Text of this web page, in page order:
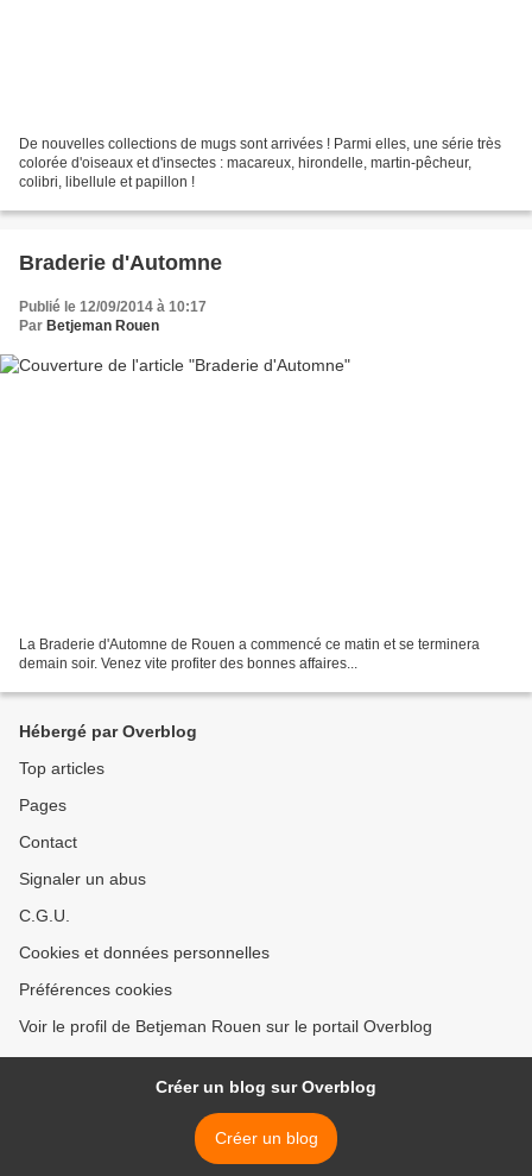
De nouvelles collections de mugs sont arrivées ! Parmi elles, une série très
colorée d'oiseaux et d'insectes : macareux, hirondelle, martin-pêcheur,
colibri, libellule et papillon !
Braderie d'Automne
Publié le 12/09/2014 à 10:17
Par Betjeman Rouen
La Braderie d'Automne de Rouen a commencé ce matin et se terminera
demain soir. Venez vite profiter des bonnes affaires...
Hébergé par Overblog
Top articles
Pages
Contact
Signaler un abus
C.G.U.
Cookies et données personnelles
Préférences cookies
Voir le profil de Betjeman Rouen sur le portail Overblog
Créer un blog sur Overblog
Créer un blog